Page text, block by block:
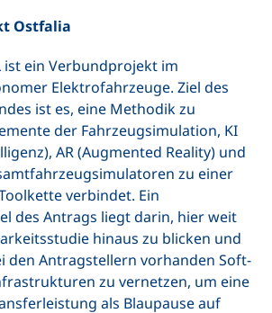
Ostfalia
ist ein Verbundprojekt im
Elektrofahrzeuge. Ziel des
ist es, eine Methodik zu
der Fahrzeugsimulation, KI
AR (Augmented Reality) und
zu einer
verbindet. Ein
des Antrags liegt darin, hier weit
hinaus zu blicken und
den Antragstellern vorhanden Soft-
zu vernetzen, um eine
als Blaupause auf